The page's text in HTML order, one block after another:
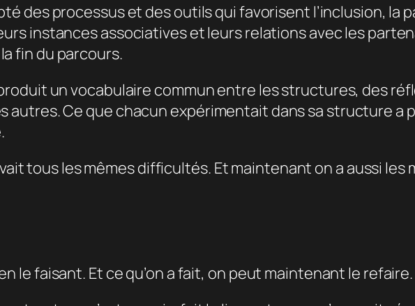
des processus et des outils qui favorisent l’inclusion, la
instances associatives et leurs relations avec les
fin du parcours.
un vocabulaire commun entre les structures, des
autres. Ce que chacun expérimentait dans sa structure a
tous les mêmes difficultés. Et maintenant on a aussi les
en le faisant. Et ce qu’on a fait, on peut maintenant le refaire.